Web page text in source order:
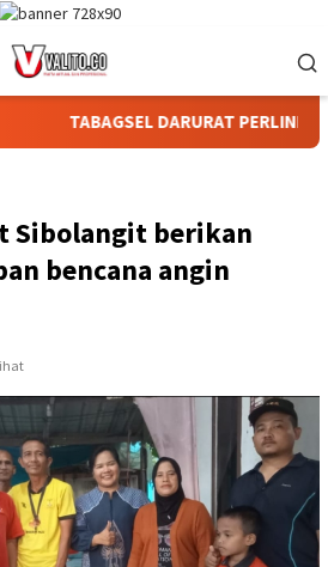
DARURAT PERLINDUNGAN
Sibolangit berikan
bencana angin